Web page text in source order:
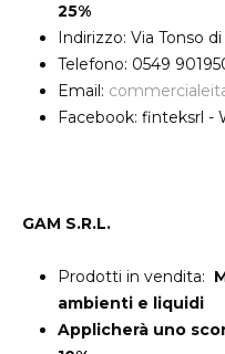
25%
Indirizzo: Via Tonso
Telefono: 0549
Email:
Facebook: finteksrl -
GAM S.R.L.
Prodotti in vendita:
ambienti e liquidi
Applicherà uno